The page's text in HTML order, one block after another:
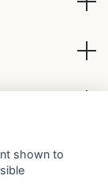
shown to